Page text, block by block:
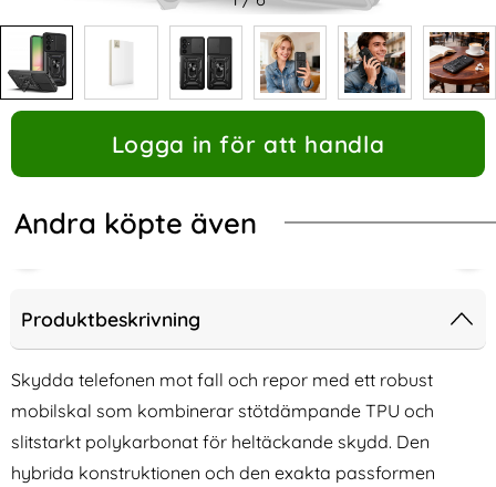
Logga in för att handla
Andra köpte även
Produktbeskrivning
Skydda telefonen mot fall och repor med ett robust
mobilskal som kombinerar stötdämpande TPU och
slitstarkt polykarbonat för heltäckande skydd. Den
hybrida konstruktionen och den exakta passformen